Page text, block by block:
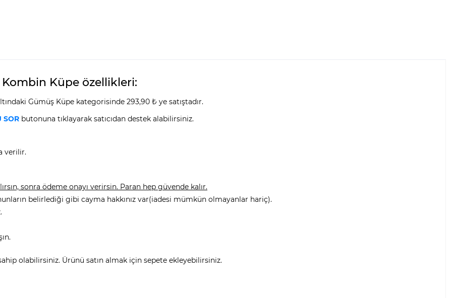
Kombin Küpe özellikleri:
Gümüş Küpe kategorisinde 293,90 ₺ ye satıştadır.
SOR butonuna tıklayarak satıcıdan destek alabilirsiniz.
verilir.
sonra ödeme onayı verirsin. Paran hep güvende kalır.
belirlediği gibi cayma hakkınız var(iadesi mümkün olmayanlar hariç).
olabilirsiniz. Ürünü satın almak için sepete ekleyebilirsiniz.